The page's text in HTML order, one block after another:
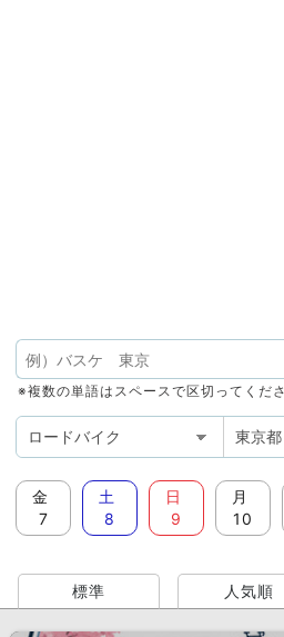
※複数の単語はスペースで区切ってくだ
金
7
土
8
日
9
月
10
標準 人気順